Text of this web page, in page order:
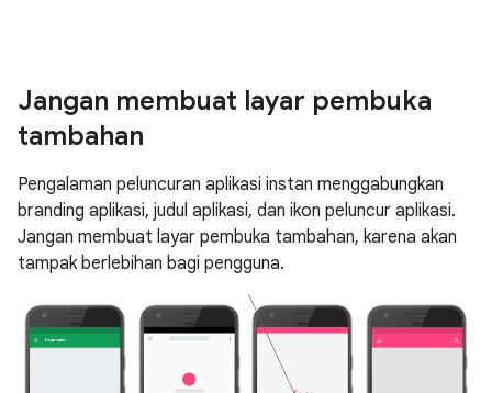
Jangan membuat layar pembuka
tambahan
Pengalaman peluncuran aplikasi instan menggabungkan
branding aplikasi, judul aplikasi, dan ikon peluncur aplikasi.
Jangan membuat layar pembuka tambahan, karena akan
tampak berlebihan bagi pengguna.